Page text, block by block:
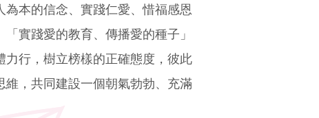
本的信念、實踐仁愛、惜福感恩
實踐愛的教育、傳播愛的種子」
行，樹立榜樣的正確態度，彼此
，共同建設一個朝氣勃勃、充滿